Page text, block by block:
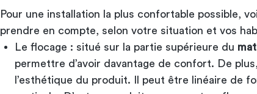
Pour une installation la plus confortable possible,
prendre en compte, selon votre situation et vos
Le flocage : situé sur la partie supérieure du
permettre d’avoir davantage de confort. De
l’esthétique du produit. Il peut être linéaire de